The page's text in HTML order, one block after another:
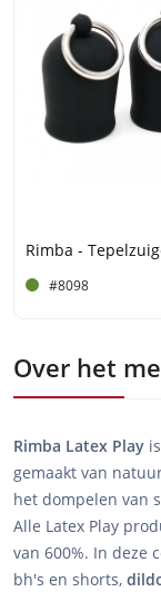
#8098
Over het
Rimba Latex Play
gemaakt van
het dompelen van
Alle Latex Play
van 600%. In deze
bh's en shorts,